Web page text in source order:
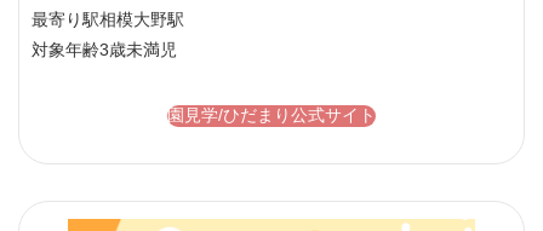
最寄り駅相模大野駅
対象年齢3歳未満児
園見学/ひだまり公式サイト